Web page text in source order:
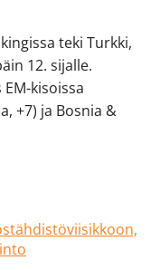
teki Turkki,
12. sijalle.
kisoissa
+7) ja Bosnia &